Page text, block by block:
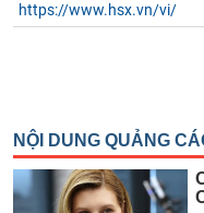
https://www.hsx.vn/vi/